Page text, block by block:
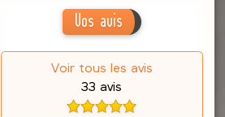
Vos avis
Voir tous les avis
33 avis